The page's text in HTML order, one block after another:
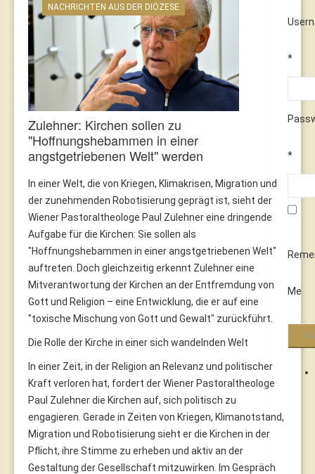
*
*
Me
NACHRICHTEN AUS DER DIÖZESE
Zulehner: Kirchen sollen zu
"Hoffnungshebammen in einer
angstgetriebenen Welt" werden
In einer Welt, die von Kriegen, Klimakrisen, Migration und
der zunehmenden Robotisierung geprägt ist, sieht der
Wiener Pastoraltheologe Paul Zulehner eine dringende
Aufgabe für die Kirchen: Sie sollen als
"Hoffnungshebammen in einer angstgetriebenen Welt"
auftreten. Doch gleichzeitig erkennt Zulehner eine
Mitverantwortung der Kirchen an der Entfremdung von
Gott und Religion – eine Entwicklung, die er auf eine
"toxische Mischung von Gott und Gewalt" zurückführt.
Die Rolle der Kirche in einer sich wandelnden Welt
In einer Zeit, in der Religion an Relevanz und politischer
Kraft verloren hat, fordert der Wiener Pastoraltheologe
Paul Zulehner die Kirchen auf, sich politisch zu
engagieren. Gerade in Zeiten von Kriegen, Klimanotstand,
Migration und Robotisierung sieht er die Kirchen in der
Pflicht, ihre Stimme zu erheben und aktiv an der
Gestaltung der Gesellschaft mitzuwirken. Im Gespräch